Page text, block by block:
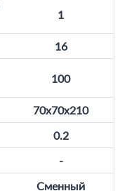
1
16
100
70x70x210
0.2
-
Сменный